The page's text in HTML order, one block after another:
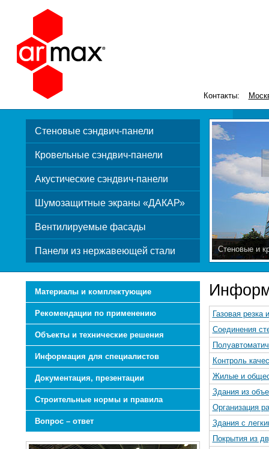
Контакты:
Стеновые сэндвич-панели
Кровельные сэндвич-панели
Акустические сэндвич-панели
Шумозащитные экраны «ДАКАР»
Вентилируемые фасады
Панели из нержавеющей стали Стеновые и
Материалы и комплектующие
Рекомендации по применению
Объекты и технические решения
Информация для специалистов
Документация, презентации
Строительные нормы и правила
Вопрос – ответ
Газовая резка
Соединения
Контроль
Жилые и
Здания из
Организация
Здания с
Покрытия из